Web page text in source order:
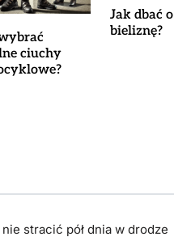
ciuchy
Jak dbać o
bieliznę?
stracić pół dnia w drodze